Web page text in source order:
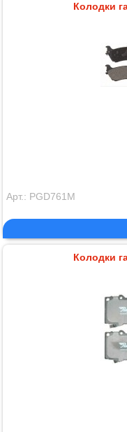
Колодки
Арт.: PGD761M
Колодки